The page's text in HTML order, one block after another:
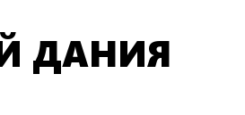
ДАНИЯ